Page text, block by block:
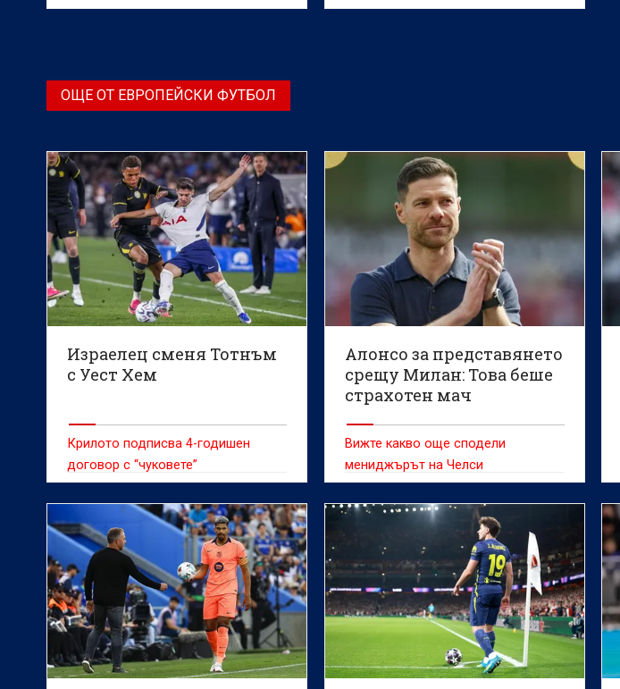
наказан тежко
(Мадрид)
ОЩЕ ОТ ЕВРОПЕЙСКИ ФУТБОЛ
Израелец сменя Тотнъм
с Уест Хем
Крилото подписва 4-годишен
договор с “чуковете”
Алонсо за представянето
срещу Милан: Това беше
страхотен мач
Вижте какво още сподели
мениджърът на Челси